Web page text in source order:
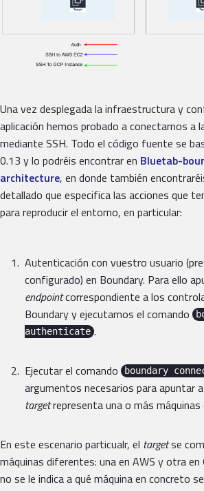
Una vez desplegada la infraestructura y
aplicación hemos probado a conectarnos a
mediante SSH. Todo el código fuente se
0.13 y lo podréis encontrar en Bluetab-
architecture, en donde también
detallado que especifica las acciones que
para reproducir el entorno, en particular:
Autenticación con vuestro usuario
configurado) en Boundary. Para ello
endpointcorrespondiente a los
Boundary y ejecutamos el comando
authenticate .
Ejecutar el comando boundary
argumentos necesarios para apuntar
targetrepresenta una o más máquinas
En este escenario particualr, el targetse
máquinas diferentes: una en AWS y otra en
no se le indica a qué máquina en concreto